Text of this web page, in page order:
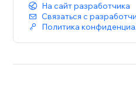
На сайт разработчика
Связаться с
Политика